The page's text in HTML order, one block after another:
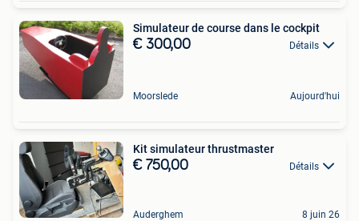
Simulateur de course dans le cockpit
€ 300,00 Détails
Moorslede Aujourd'hui
Kit simulateur thrustmaster
€ 750,00 Détails
Auderghem 8 juin 26